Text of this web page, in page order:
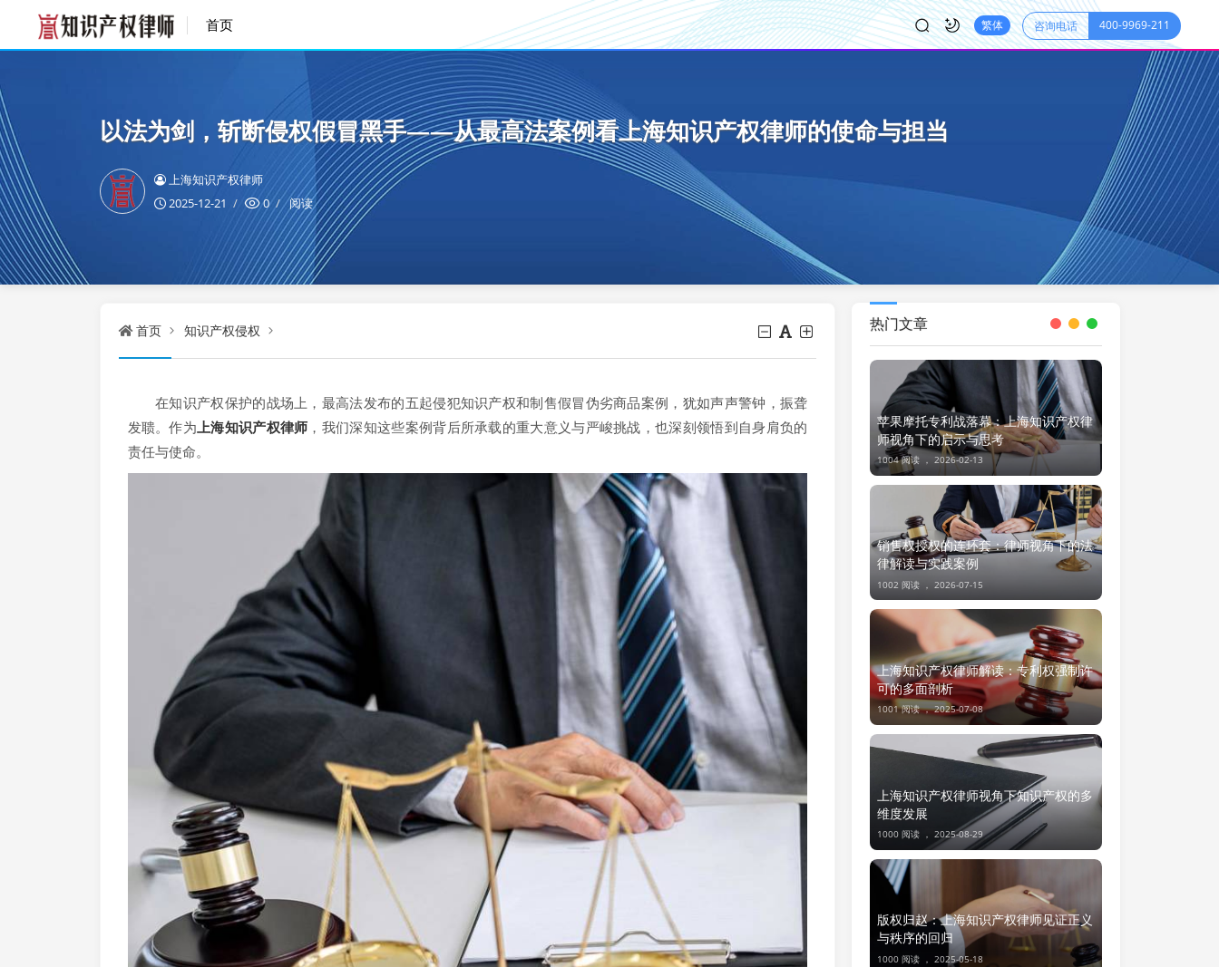
首页 繁体 咨询电话 400-9969-211
以法为剑，斩断侵权假冒黑手——从最高法案例看上海知识产权律师的使命与担当
上海知识产权律师
2025-12-21
0 阅读
首页 知识产权侵权
在知识产权保护的战场上，最高法发布的五起侵犯知识产权和制售假冒伪劣商品案例，犹如声声警钟，振聋
发聩。作为上海知识产权律师 ，我们深知这些案例背后所承载的重大意义与严峻挑战，也深刻领悟到自身肩负的
责任与使命。
热门文章
苹果摩托专利战落幕：上海知识产权律
师视角下的启示与思考
1004 阅读 ， 2026-02-13
销售权授权的连环套：律师视角下的法
律解读与实践案例
1002 阅读 ， 2026-07-15
上海知识产权律师解读：专利权强制许
可的多面剖析
1001 阅读 ， 2025-07-08
上海知识产权律师视角下知识产权的多
维度发展
1000 阅读 ， 2025-08-29
版权归赵：上海知识产权律师见证正义
与秩序的回归
1000 阅读 ， 2025-05-18